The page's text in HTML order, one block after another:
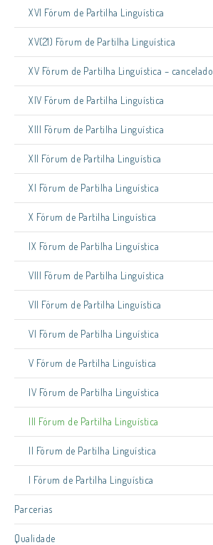
XVI Fórum de Partilha Linguística
XV(21) Fórum de Partilha Linguística
XV Fórum de Partilha Linguística – cancelado
XIV Fórum de Partilha Linguística
XIII Fórum de Partilha Linguística
XII Fórum de Partilha Linguística
XI Fórum de Partilha Linguística
X Fórum de Partilha Linguística
IX Fórum de Partilha Linguística
VIII Fórum de Partilha Linguística
VII Fórum de Partilha Linguística
VI Fórum de Partilha Linguística
V Fórum de Partilha Linguística
IV Fórum de Partilha Linguística
III Fórum de Partilha Linguística
II Fórum de Partilha Linguística
I Fórum de Partilha Linguística
Parcerias
Qualidade